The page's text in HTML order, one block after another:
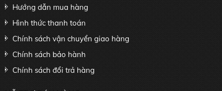
Hướng dẫn mua hàng
Hình thức thanh toán
Chính sách vận chuyển giao hàng
Chính sách bảo hành
Chính sách đổi trả hàng